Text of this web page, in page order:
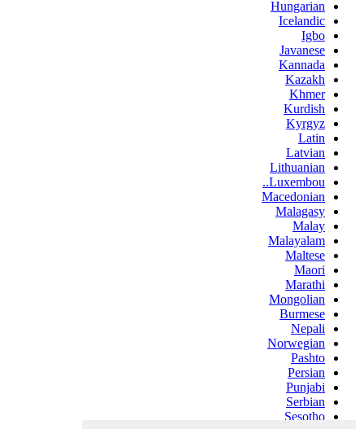
Hungarian
Icelandic
Igbo
Javanese
Kannada
Kazakh
Khmer
Kurdish
Kyrgyz
Latin
Latvian
Lithuanian
Luxembou..
Macedonian
Malagasy
Malay
Malayalam
Maltese
Maori
Marathi
Mongolian
Burmese
Nepali
Norwegian
Pashto
Persian
Punjabi
Serbian
Sesotho